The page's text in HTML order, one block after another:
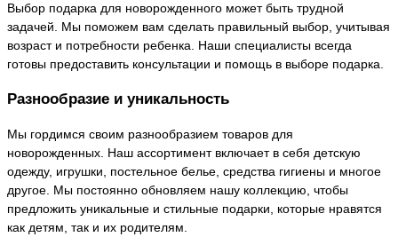
Выбор подарка для новорожденного может быть трудной
задачей. Мы поможем вам сделать правильный выбор, учитывая
возраст и потребности ребенка. Наши специалисты всегда
готовы предоставить консультации и помощь в выборе подарка.
Разнообразие и уникальность
Мы гордимся своим разнообразием товаров для
новорожденных. Наш ассортимент включает в себя детскую
одежду, игрушки, постельное белье, средства гигиены и многое
другое. Мы постоянно обновляем нашу коллекцию, чтобы
предложить уникальные и стильные подарки, которые нравятся
как детям, так и их родителям.